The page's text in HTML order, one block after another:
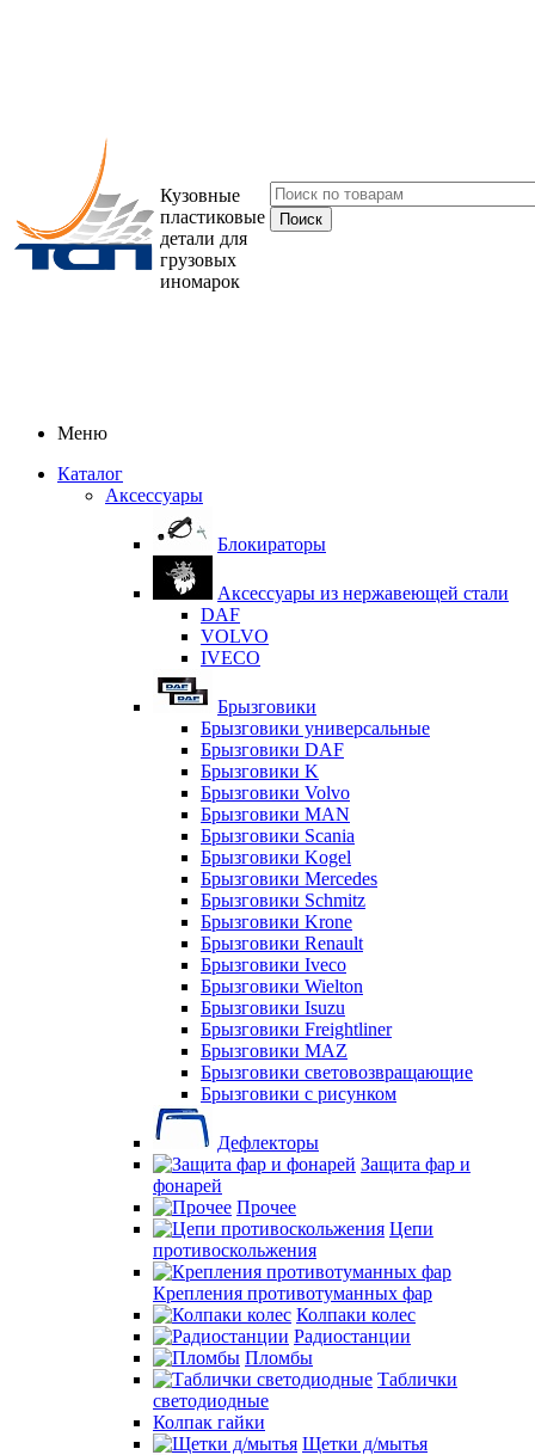
Кузовные
пластиковые
детали для
грузовых
иномарок
Меню
Каталог
Аксессуары
Блокираторы
Аксессуары из нержавеющей стали
DAF
VOLVO
IVECO
Брызговики
Брызговики универсальные
Брызговики DAF
Брызговики K
Брызговики Volvo
Брызговики MAN
Брызговики Scania
Брызговики Kogel
Брызговики Mercedes
Брызговики Schmitz
Брызговики Krone
Брызговики Renault
Брызговики Iveco
Брызговики Wielton
Брызговики Isuzu
Брызговики Freightliner
Брызговики MAZ
Брызговики световозвращающие
Брызговики с рисунком
Дефлекторы
Защита фар и
фонарей
Прочее
Цепи
противоскольжения
Крепления противотуманных фар
Колпаки колес
Радиостанции
Пломбы
Таблички
светодиодные
Колпак гайки
Щетки д/мытья